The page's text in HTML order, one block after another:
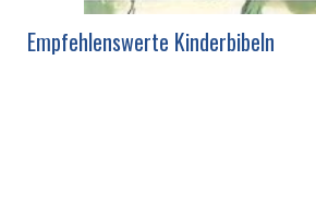
Empfehlenswerte Kinderbibeln